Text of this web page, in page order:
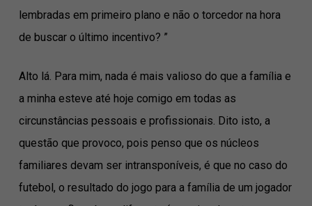
lembradas em primeiro plano e não o torcedor na hora
de buscar o último incentivo? ”
Alto lá. Para mim, nada é mais valioso do que a família e
a minha esteve até hoje comigo em todas as
circunstâncias pessoais e profissionais. Dito isto, a
questão que provoco, pois penso que os núcleos
familiares devam ser intransponíveis, é que no caso do
futebol, o resultado do jogo para a família de um jogador